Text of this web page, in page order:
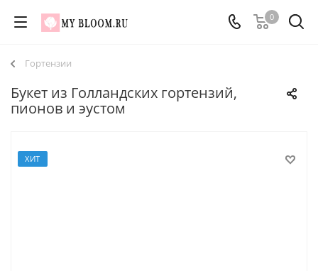
0
Гортензии
Букет из Голландских гортензий,
пионов и эустом
ХИТ